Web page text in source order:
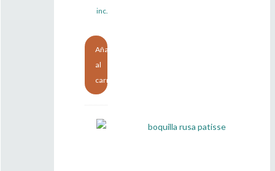
inc.
Añadir
al
carrito